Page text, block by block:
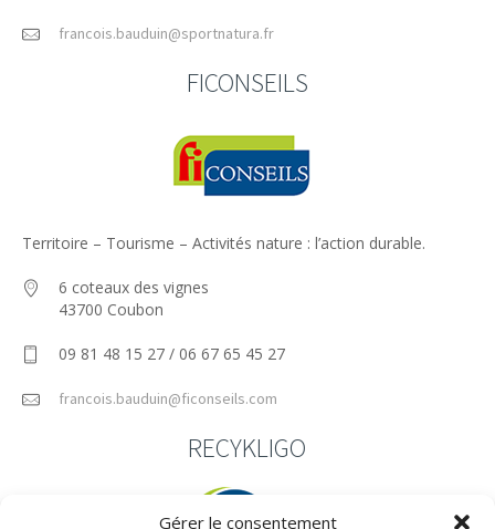
Gérer le consentement
francois.bauduin@sportnatura.fr
FICONSEILS
Territoire – Tourisme – Activités nature : l’action durable.
6 coteaux des vignes
43700 Coubon
09 81 48 15 27 / 06 67 65 45 27
francois.bauduin@ficonseils.com
RECYKLIGO